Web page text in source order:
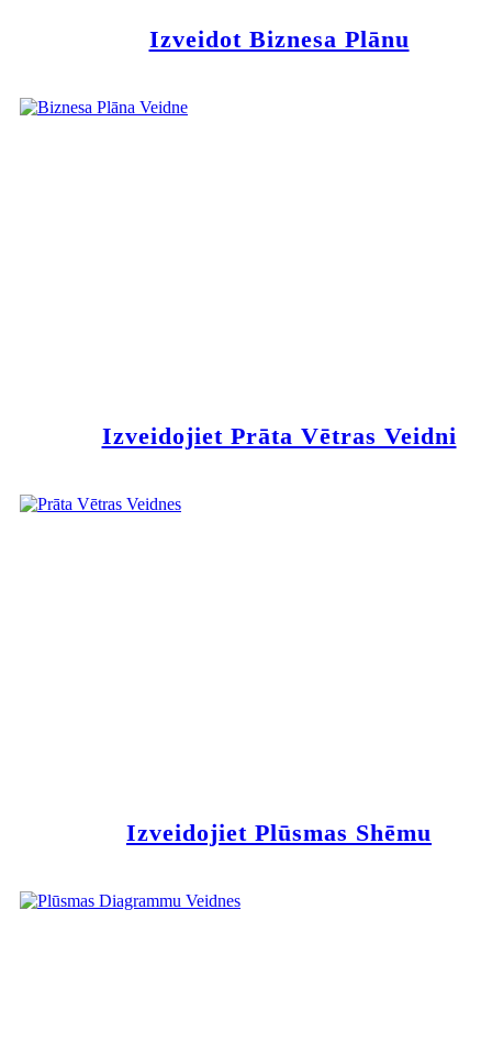
Izveidot Biznesa Plānu
Izveidojiet Prāta Vētras Veidni
Izveidojiet Plūsmas Shēmu